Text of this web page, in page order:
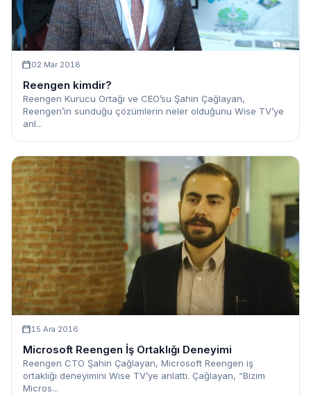
02 Mar 2018
Reengen kimdir?
Reengen Kurucu Ortağı ve CEO’su Şahin Çağlayan,
Reengen’in sunduğu çözümlerin neler olduğunu Wise TV’ye
anl...
15 Ara 2016
Microsoft Reengen İş Ortaklığı Deneyimi
Reengen CTO Şahin Çağlayan, Microsoft Reengen iş
ortaklığı deneyimini Wise TV’ye anlattı. Çağlayan, “Bizim
Micros...